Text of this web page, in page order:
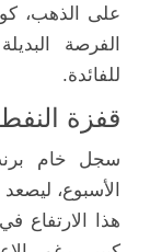
على الذهب،
الفرصة
للفائدة.
قفزة
هذا